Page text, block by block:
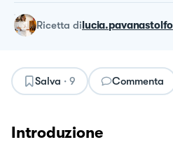
ricetta dilucia.pavanastolfo
Salva · 9 Commenta
Introduzione